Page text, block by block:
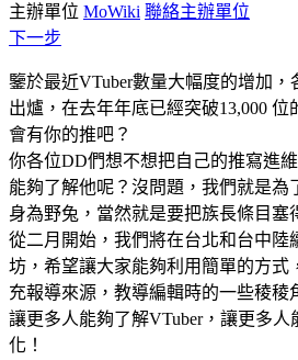
主辦單位 MoWiki 聯絡主辦單位
下一步
鑒於最近VTuber數量大幅度的增加
出爐，在去年年底已經突破13,000
會有你的推吧？
你各位DD們想不想把自己的推寫進
能夠了解他呢？沒問題，我們就是為
身為野兔，當然就是要把族長條目塞
從二月開始，我們將在台北和台中陸
坊，希望讓大家能夠利用簡單的方式
充報導來源，教導編輯時的一些稜稜
讓更多人能夠了解VTuber，讓更多
化！